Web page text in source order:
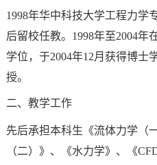
1998年华中科技大学工程力学
后留校任教。 1998年至2004年
学位，于2004年12月获得博士
授。
二、教学工作
先后承担本科生《流体力学（
（二）》、《水力学》、《